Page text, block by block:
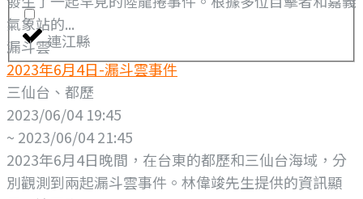
連江縣
氣象站的...
漏斗雲
2023年6月4日-漏斗雲事件
三仙台、都歷
2023/06/04 19:45
~ 2023/06/04 21:45
2023年6月4日晚間，在台東的都歷和三仙台海域，分
別觀測到兩起漏斗雲事件。林偉竣先生提供的資訊顯